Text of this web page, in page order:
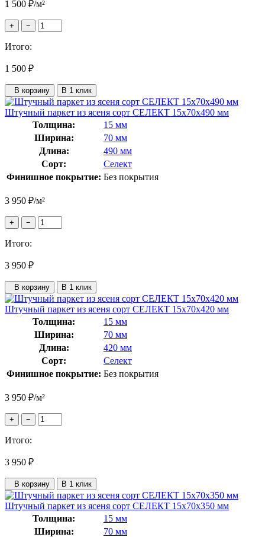
1 500 ₽/м²
+ −
Итого:
1 500 ₽
В корзину В 1 клик
Штучный паркет из ясеня сорт СЕЛЕКТ 15x70x490 мм
Толщина:
15 мм
Ширина:
70 мм
Длина:
490 мм
Сорт:
Селект
Финишное покрытие: Без покрытия
3 950 ₽/м²
+ −
Итого:
3 950 ₽
В корзину В 1 клик
Штучный паркет из ясеня сорт СЕЛЕКТ 15x70x420 мм
Толщина:
15 мм
Ширина:
70 мм
Длина:
420 мм
Сорт:
Селект
Финишное покрытие: Без покрытия
3 950 ₽/м²
+ −
Итого:
3 950 ₽
В корзину В 1 клик
Штучный паркет из ясеня сорт СЕЛЕКТ 15x70x350 мм
Толщина:
15 мм
Ширина:
70 мм